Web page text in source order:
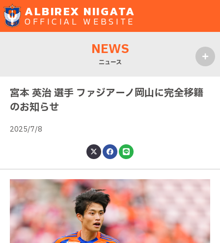
ALBIREX NIIGATA
OFFICIAL WEBSITE
NEWS
ニュース
宮本 英治 選手 ファジアーノ岡山に完全移籍
のお知らせ
2025/7/8